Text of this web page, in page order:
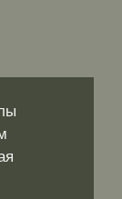
сети